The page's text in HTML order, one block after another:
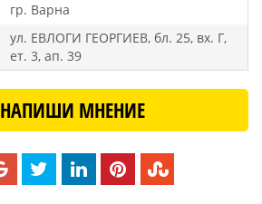
гр. Варна
ул. ЕВЛОГИ ГЕОРГИЕВ, бл. 25, вх. Г,
ет. 3, ап. 39
НАПИШИ МНЕНИЕ